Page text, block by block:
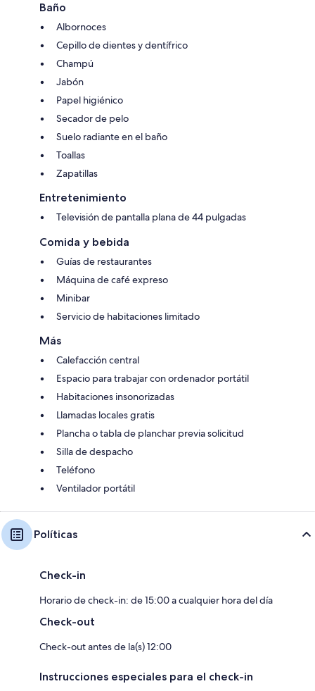
Baño
Albornoces
Cepillo de dientes y dentífrico
Champú
Jabón
Papel higiénico
Secador de pelo
Suelo radiante en el baño
Toallas
Zapatillas
Entretenimiento
Televisión de pantalla plana de 44 pulgadas
Comida y bebida
Guías de restaurantes
Máquina de café expreso
Minibar
Servicio de habitaciones limitado
Más
Calefacción central
Espacio para trabajar con ordenador portátil
Habitaciones insonorizadas
Llamadas locales gratis
Plancha o tabla de planchar previa solicitud
Silla de despacho
Teléfono
Ventilador portátil
Políticas
Check-in
Horario de check-in: de 15:00 a cualquier hora del día
Check-out
Check-out antes de la(s) 12:00
Instrucciones especiales para el check-in